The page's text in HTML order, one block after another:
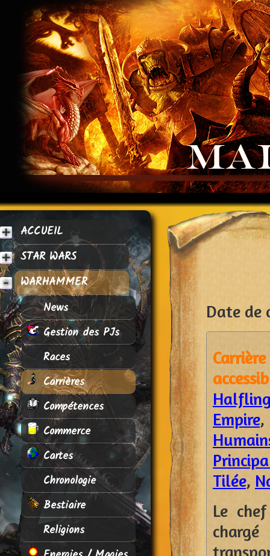
ACCUEIL
STAR WARS
WARHAMMER
News
Gestion des PJs
Races
Carrières
Compétences
Commerce
Cartes
Chronologie
Bestiaire
Religions
Date de
Empire
Tilée,
Le